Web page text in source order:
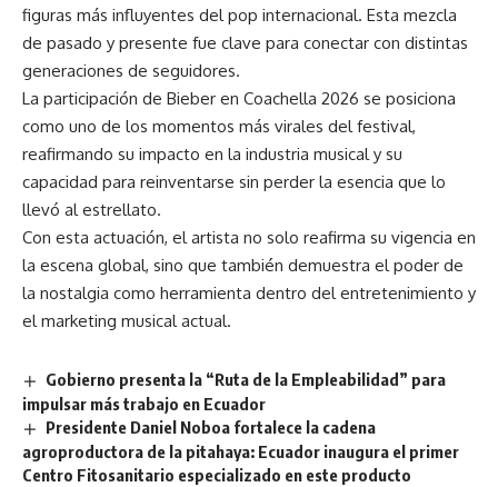
figuras más influyentes del pop internacional. Esta mezcla
de pasado y presente fue clave para conectar con distintas
generaciones de seguidores.
La participación de Bieber en Coachella 2026 se posiciona
como uno de los momentos más virales del festival,
reafirmando su impacto en la industria musical y su
capacidad para reinventarse sin perder la esencia que lo
llevó al estrellato.
Con esta actuación, el artista no solo reafirma su vigencia en
la escena global, sino que también demuestra el poder de
la nostalgia como herramienta dentro del entretenimiento y
el marketing musical actual.
Gobierno presenta la “Ruta de la Empleabilidad” para
impulsar más trabajo en Ecuador
Presidente Daniel Noboa fortalece la cadena
agroproductora de la pitahaya: Ecuador inaugura el primer
Centro Fitosanitario especializado en este producto